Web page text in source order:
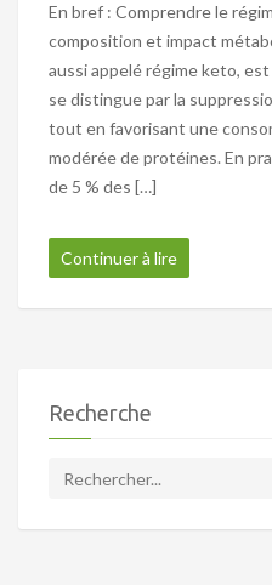
En bref : Comprendre le
composition et impact
aussi appelé régime keto,
se distingue par la
tout en favorisant une
modérée de protéines. En
de 5 % des […]
Continuer à lire
Recherche